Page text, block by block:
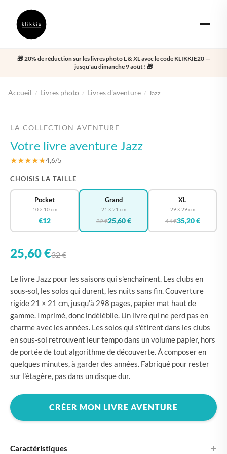
🎁 20% de réduction sur les livres photo L & XL avec le code KLIKKIE20 —
jusqu'au dimanche 9 août ! 🎁
Accueil / Livres photo / Livres d'aventure / Jazz
LA COLLECTION AVENTURE
Votre livre aventure Jazz
★★★★★4,6/5
CHOISIS LA TAILLE
Pocket
10 × 10 cm
€12
Grand
21 × 21 cm
32 €25,60 €
XL
29 × 29 cm
44 €35,20 €
25,60 €32 €
Le livre Jazz pour les saisons qui s'enchaînent. Les clubs en
sous-sol, les solos qui durent, les nuits sans fin. Couverture
rigide 21 × 21 cm, jusqu'à 298 pages, papier mat haut de
gamme. Imprimé, donc indélébile. Un livre qui ne perd pas en
charme avec les années. Les solos qui s'étirent dans les clubs
en sous-sol retrouvent leur tempo dans un volume papier, hors
de portée de tout algorithme de découverte. À composer en
quelques minutes, à garder des années. Fabriqué pour rester
sur l'étagère, pas dans un disque dur.
CRÉER MON LIVRE AVENTURE
Caractéristiques